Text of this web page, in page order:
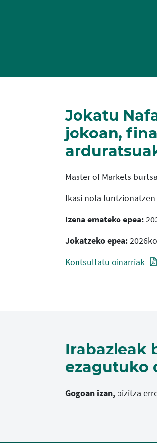
Jokatu
jokoan,
Master of Markets
Ikasi nola
Izena emateko epea:
Jokatzeko epea:
Kontsultatu oinarriak
Irabazleak
ezagutuko
Gogoan izan, bizitza